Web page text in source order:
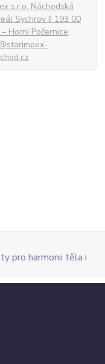
s.r.o, Náchodská
Sychrov II 193 00
Horní Počernice,
pro harmonii těla i